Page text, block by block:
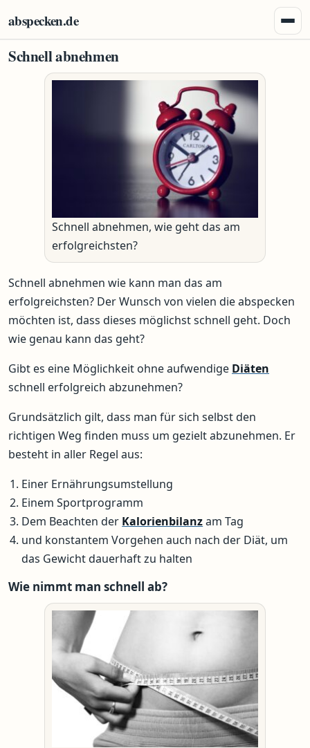
abspecken.de
Schnell abnehmen
Schnell abnehmen, wie geht das am
erfolgreichsten?
Schnell abnehmen wie kann man das am
erfolgreichsten? Der Wunsch von vielen die abspecken
möchten ist, dass dieses möglichst schnell geht. Doch
wie genau kann das geht?
Gibt es eine Möglichkeit ohne aufwendige Diäten
schnell erfolgreich abzunehmen?
Grundsätzlich gilt, dass man für sich selbst den
richtigen Weg finden muss um gezielt abzunehmen. Er
besteht in aller Regel aus:
Einer Ernährungsumstellung
Einem Sportprogramm
Dem Beachten der Kalorienbilanzam Tag
und konstantem Vorgehen auch nach der Diät, um
das Gewicht dauerhaft zu halten
Wie nimmt man schnell ab?